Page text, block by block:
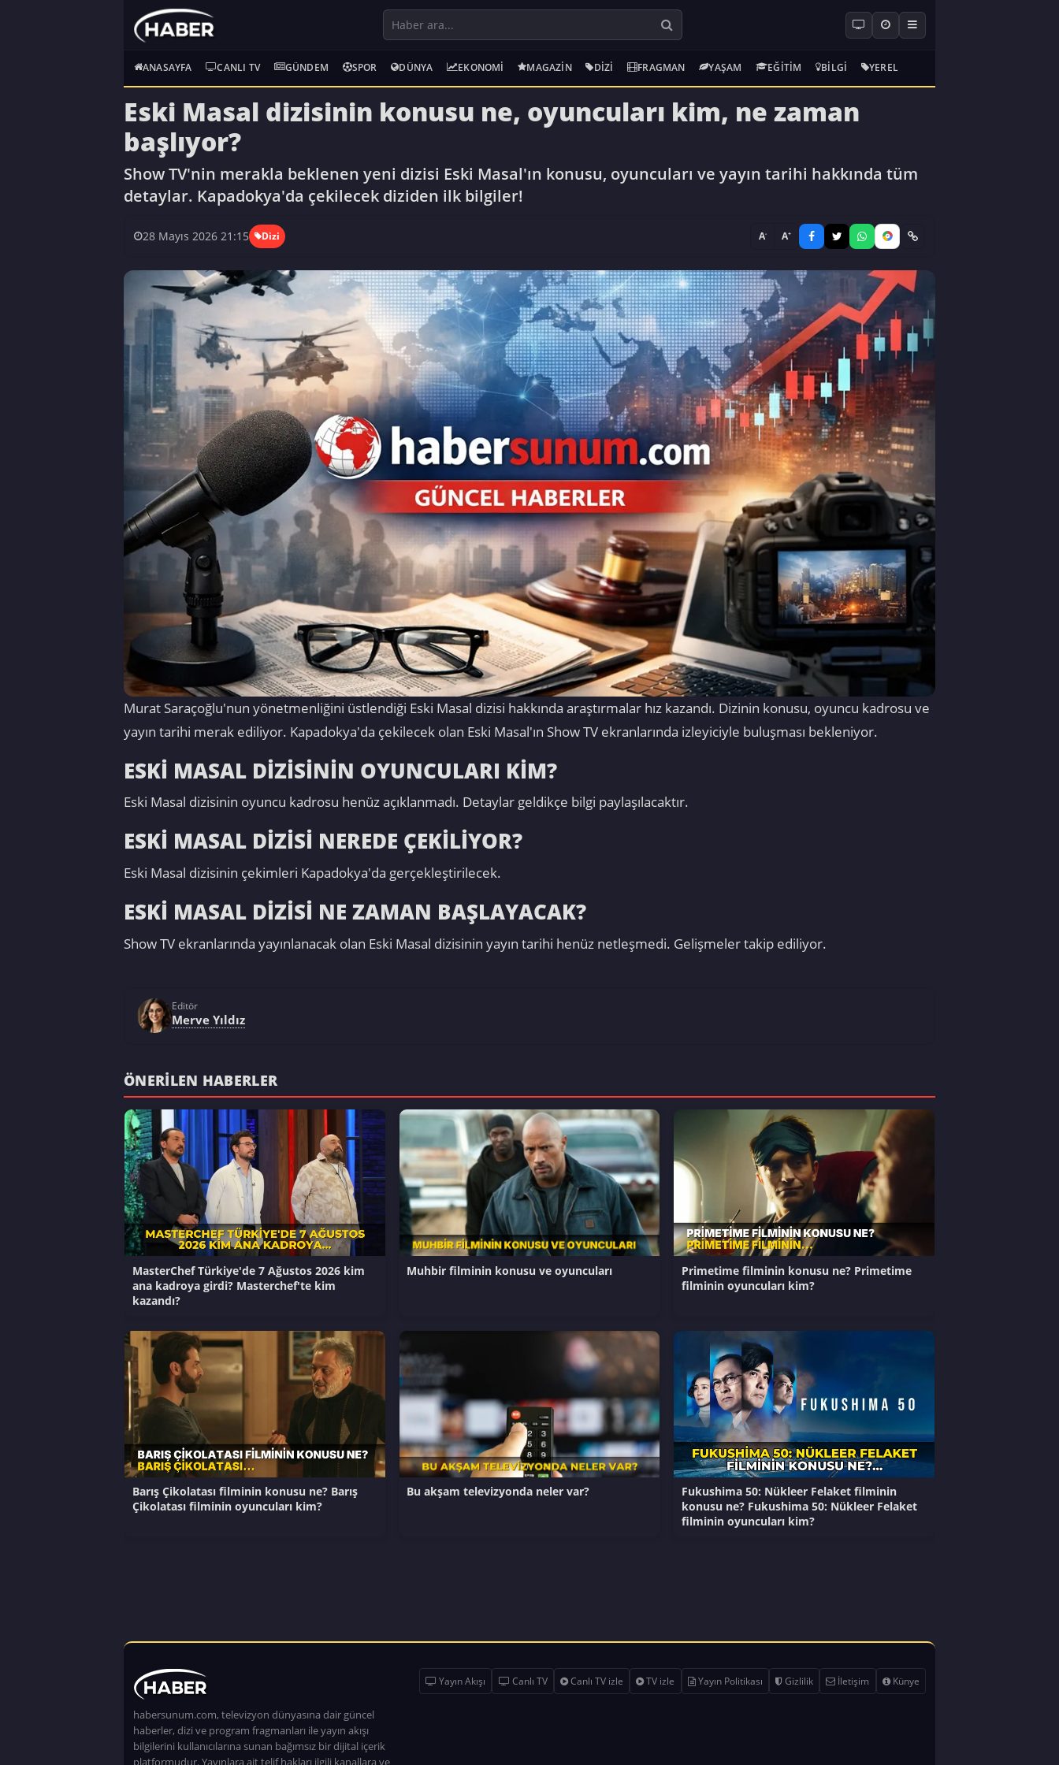
ANASAYFA CANLI TV GÜNDEM SPOR DÜNYA EKONOMI MAGAZIN DIZI FRAGMAN YAŞAM EĞITIM BILGI YEREL
Eski Masal dizisinin konusu ne, oyuncuları kim, ne zaman
başlıyor?
Show TV'nin merakla beklenen yeni dizisi Eski Masal'ın konusu, oyuncuları ve yayın tarihi hakkında tüm
detaylar. Kapadokya'da çekilecek diziden ilk bilgiler!
28 Mayıs 2026 21:15 Dizi A- A+
Murat Saraçoğlu'nun yönetmenliğini üstlendiği Eski Masal dizisi hakkında araştırmalar hız kazandı. Dizinin konusu, oyuncu kadrosu ve
yayın tarihi merak ediliyor. Kapadokya'da çekilecek olan Eski Masal'ın Show TV ekranlarında izleyiciyle buluşması bekleniyor.
ESKİ MASAL DİZİSİNİN OYUNCULARI KİM?
Eski Masal dizisinin oyuncu kadrosu henüz açıklanmadı. Detaylar geldikçe bilgi paylaşılacaktır.
ESKİ MASAL DİZİSİ NEREDE ÇEKİLİYOR?
Eski Masal dizisinin çekimleri Kapadokya'da gerçekleştirilecek.
ESKİ MASAL DİZİSİ NE ZAMAN BAŞLAYACAK?
Show TV ekranlarında yayınlanacak olan Eski Masal dizisinin yayın tarihi henüz netleşmedi. Gelişmeler takip ediliyor.
Editör
Merve Yıldız
ÖNERILEN HABERLER
MasterChef Türkiye'de 7 Ağustos 2026 kim
ana kadroya girdi? Masterchef'te kim
kazandı?
Muhbir filminin konusu ve oyuncuları
Primetime filminin konusu ne? Primetime
filminin oyuncuları kim?
Barış Çikolatası filminin konusu ne? Barış
Çikolatası filminin oyuncuları kim?
Bu akşam televizyonda neler var?
Fukushima 50: Nükleer Felaket filminin
konusu ne? Fukushima 50: Nükleer Felaket
filminin oyuncuları kim?
habersunum.com, televizyon dünyasına dair güncel
haberler, dizi ve program fragmanları ile yayın akışı
bilgilerini kullanıcılarına sunan bağımsız bir dijital içerik
platformudur. Yayınlara ait telif hakları ilgili kanallara ve
Yayın Akışı Canlı TV Canlı TV izle TV izle Yayın Politikası Gizlilik İletişim Künye